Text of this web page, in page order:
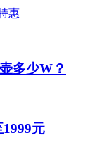
多少W？
元